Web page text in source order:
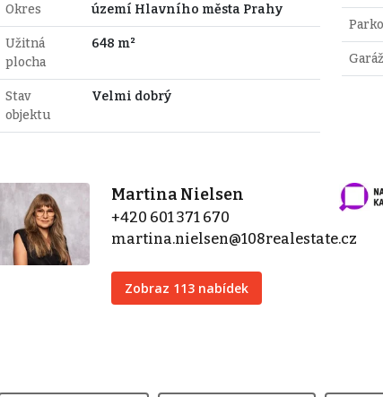
Okres území Hlavního města Prahy
Užitná
plocha
648 m²
Stav
objektu
Velmi dobrý
Garáž
Martina Nielsen
+420 601 371 670
martina.nielsen@108realestate.cz
Zobraz 113 nabídek